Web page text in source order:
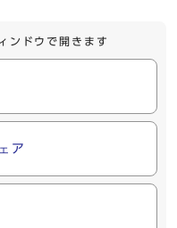
ンドウで開きます
ア